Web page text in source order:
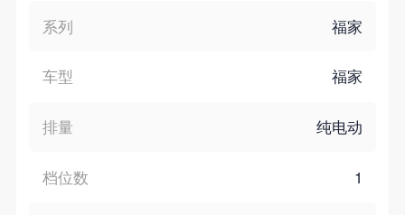
系列 福家
车型 福家
排量 纯电动
档位数 1